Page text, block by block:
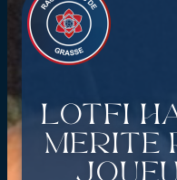
Lotfi
mérite